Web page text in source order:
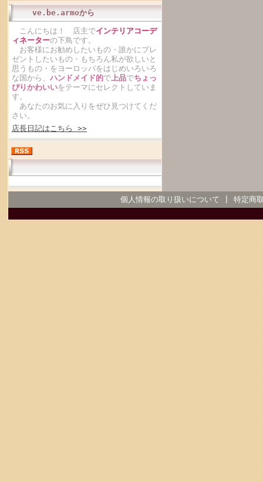
ve.be.armoから
こんにちは！ 店主でインテリアコーデ
ィネーターの下鳥です。
お客様にお勧めしたいもの・誰かにプレ
ゼントしたいもの・もちろん私が欲しいと
思うもの・をヨーロッパをはじめいろいろ
な国から、 ハンドメイド的で上品でちょっ
ぴりかわいいをテーマにセレクトしていま
す。
あなたのお気に入りをぜひ見つけてくだ
さい。
店長日記はこちら >>
個人情報の取り扱いについて 特定商